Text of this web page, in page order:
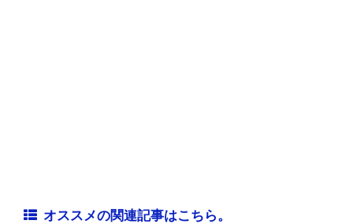
オススメの関連記事はこちら。